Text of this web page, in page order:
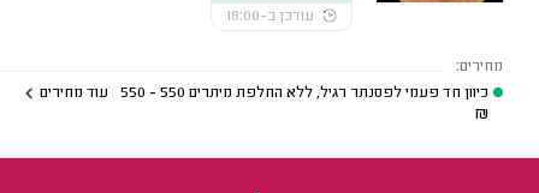
עודכן ב-18:00
מחירים:
כיוון חד פעמי לפסנתר רגיל, ללא החלפת מיתרים 550 - 550
₪
עוד מחירים